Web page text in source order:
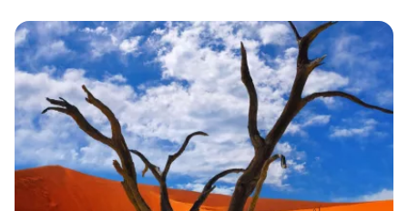
Tęsti su Facebook
Tęsti el. paštu